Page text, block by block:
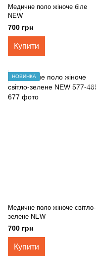
Медичне поло жіноче біле
NEW
700 грн
Купити
НОВИНКА
Медичне поло жіноче світло-
зелене NEW
700 грн
Купити